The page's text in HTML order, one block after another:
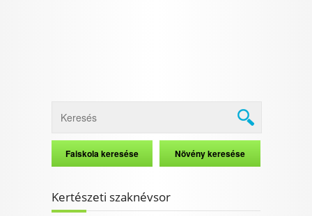
Kertészeti szaknévsor